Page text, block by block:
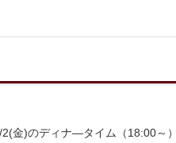
金)のディナ―タイム（18:00～）